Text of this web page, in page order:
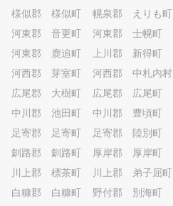
様似郡 様似町
幌泉郡 えりも町
河東郡 音更町
河東郡 士幌町
河東郡 鹿追町
上川郡 新得町
河西郡 芽室町
河西郡 中札内村
広尾郡 大樹町
広尾郡 広尾町
中川郡 池田町
中川郡 豊頃町
足寄郡 足寄町
足寄郡 陸別町
釧路郡 釧路町
厚岸郡 厚岸町
川上郡 標茶町
川上郡 弟子屈町
白糠郡 白糠町
野付郡 別海町